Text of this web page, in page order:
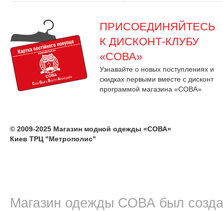
ПРИСОЕДИНЯЙТЕСЬ
К ДИСКОНТ-КЛУБУ
«СОВА»
Узнавайте о новых поступлениях и
скидках первыми вместе с дисконт
программой магазина «СОВА»
© 2009-2025 Магазин модной одежды «СОВА»
Киев ТРЦ "Метрополис"
Магазин одежды СОВА был